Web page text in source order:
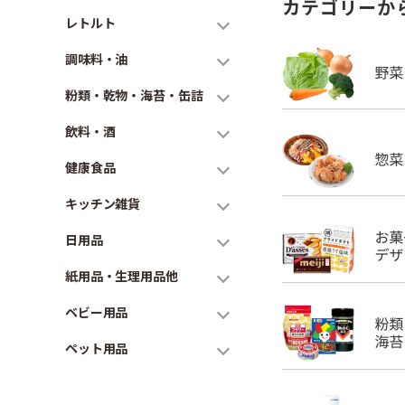
レトルト
調味料・油
粉類・乾物・海苔・缶詰
飲料・酒
健康食品
キッチン雑貨
日用品
紙用品・生理用品他
ベビー用品
ペット用品
カテゴリーか